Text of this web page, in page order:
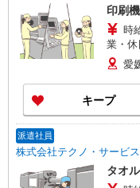
印刷
時
業・休
全額支
愛
キープ
派遣社員
株式会社テクノ・サービ
タオ